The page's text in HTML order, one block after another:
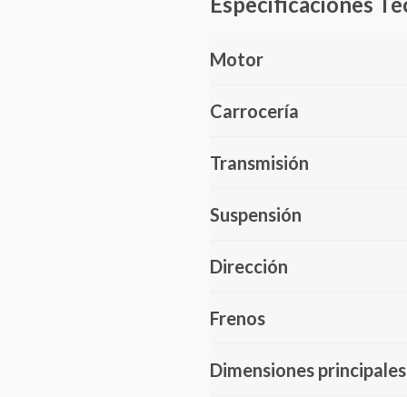
Motor
Carrocería
Transmisión
Suspensión
Dirección
Frenos
Dimensiones principales